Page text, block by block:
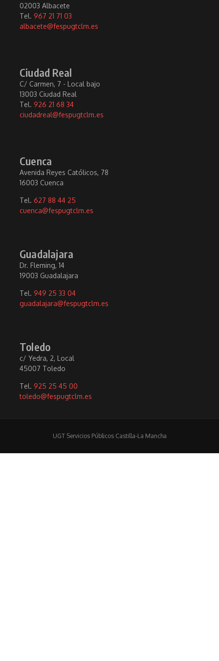
02003 Albacete
Tel. 967 21 71 03
albacete@fespugtclm.es
Ciudad Real
C/ Carmen, 7 - Local bajo
13003 Ciudad Real
Tel. 926 21 68 34
ciudadreal@fespugtclm.es
Cuenca
Avenida Reyes Católicos, 78
16003 Cuenca
Tel. 627 88 44 25
cuenca@fespugtclm.es
Guadalajara
Dr. Fleming, 14
19003 Guadalajara
Tel. 949 25 33 04
guadalajara@fespugtclm.es
Toledo
c/ Yedra, 2, Local
45007 Toledo
Tel. 925 25 45 00
toledo@fespugtclm.es
UGT Servicios Públicos Castilla-La Mancha